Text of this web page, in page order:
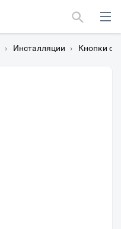
› Инсталляции › Кнопки